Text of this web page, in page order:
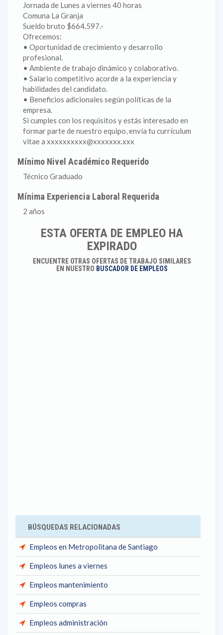
Jornada de Lunes a viernes 40 horas
Comuna La Granja
Sueldo bruto $664.597.-
Ofrecemos:
• Oportunidad de crecimiento y desarrollo
profesional.
• Ambiente de trabajo dinámico y colaborativo.
• Salario competitivo acorde a la experiencia y
habilidades del candidato.
• Beneficios adicionales según políticas de la
empresa.
Si cumples con los requisitos y estás interesado en
formar parte de nuestro equipo, envía tu currículum
vitae a xxxxxxxxxx@xxxxxxx.xxx
Mínimo Nivel Académico Requerido
Técnico Graduado
Mínima Experiencia Laboral Requerida
2 años
ESTA OFERTA DE EMPLEO HA
EXPIRADO
ENCUENTRE OTRAS OFERTAS DE TRABAJO SIMILARES
EN NUESTRO BUSCADOR DE EMPLEOS
BÚSQUEDAS RELACIONADAS
Empleos en Metropolitana de Santiago
Empleos lunes a viernes
Empleos mantenimiento
Empleos compras
Empleos administración